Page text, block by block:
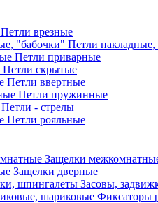
Петли врезные
Петли
Петли приварные
Петли скрытые
Петли ввертные
Петли пружинные
Петли - стрелы
Петли рояльные
Защелки
Защелки дверные
Засовы,
Фиксаторы